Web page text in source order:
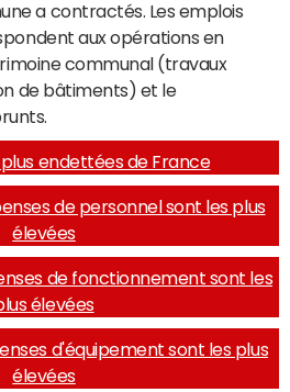
a contractés. Les emplois
aux opérations en
communal (travaux
de bâtiments) et le
plus endettées de France
de personnel sont les plus
élevées
de fonctionnement sont les
élevées
d'équipement sont les plus
élevées